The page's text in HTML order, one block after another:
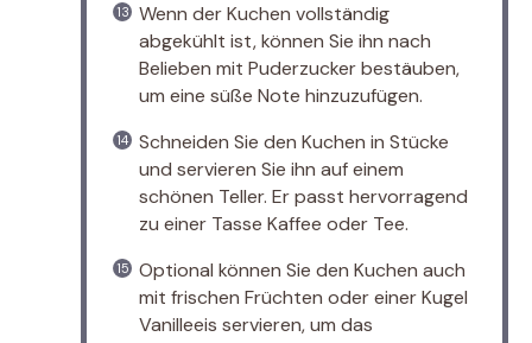
Wenn der Kuchen vollständig
abgekühlt ist, können Sie ihn nach
Belieben mit Puderzucker bestäuben,
um eine süße Note hinzuzufügen.
Schneiden Sie den Kuchen in Stücke
und servieren Sie ihn auf einem
schönen Teller. Er passt hervorragend
zu einer Tasse Kaffee oder Tee.
Optional können Sie den Kuchen auch
mit frischen Früchten oder einer Kugel
Vanilleeis servieren, um das